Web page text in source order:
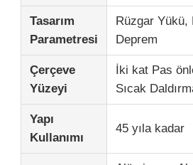
Ev
Ürünler
VR Gösterisi
Hakkımızda
Tasarım
Parametresi
Rüzgar Yükü,
Deprem
Çerçeve
Yüzeyi
İki kat Pas
Sıcak
Yapı
Kullanımı
45 yıla kadar